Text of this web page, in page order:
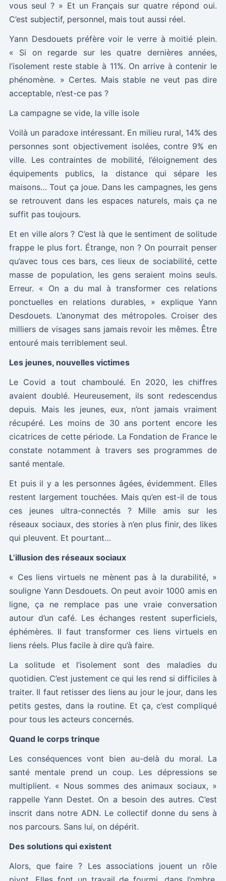
vous seul ? » Et un Français sur quatre répond oui.
C’est subjectif, personnel, mais tout aussi réel.
Yann Desdouets préfère voir le verre à moitié plein.
« Si on regarde sur les quatre dernières années,
l’isolement reste stable à 11%. On arrive à contenir le
phénomène. » Certes. Mais stable ne veut pas dire
acceptable, n’est-ce pas ?
La campagne se vide, la ville isole
Voilà un paradoxe intéressant. En milieu rural, 14% des
personnes sont objectivement isolées, contre 9% en
ville. Les contraintes de mobilité, l’éloignement des
équipements publics, la distance qui sépare les
maisons… Tout ça joue. Dans les campagnes, les gens
se retrouvent dans les espaces naturels, mais ça ne
suffit pas toujours.
Et en ville alors ? C’est là que le sentiment de solitude
frappe le plus fort. Étrange, non ? On pourrait penser
qu’avec tous ces bars, ces lieux de sociabilité, cette
masse de population, les gens seraient moins seuls.
Erreur. « On a du mal à transformer ces relations
ponctuelles en relations durables, » explique Yann
Desdouets. L’anonymat des métropoles. Croiser des
milliers de visages sans jamais revoir les mêmes. Être
entouré mais terriblement seul.
Les jeunes, nouvelles victimes
Le Covid a tout chamboulé. En 2020, les chiffres
avaient doublé. Heureusement, ils sont redescendus
depuis. Mais les jeunes, eux, n’ont jamais vraiment
récupéré. Les moins de 30 ans portent encore les
cicatrices de cette période. La Fondation de France le
constate notamment à travers ses programmes de
santé mentale.
Et puis il y a les personnes âgées, évidemment. Elles
restent largement touchées. Mais qu’en est-il de tous
ces jeunes ultra-connectés ? Mille amis sur les
réseaux sociaux, des stories à n’en plus finir, des likes
qui pleuvent. Et pourtant…
L’illusion des réseaux sociaux
« Ces liens virtuels ne mènent pas à la durabilité, »
souligne Yann Desdouets. On peut avoir 1000 amis en
ligne, ça ne remplace pas une vraie conversation
autour d’un café. Les échanges restent superficiels,
éphémères. Il faut transformer ces liens virtuels en
liens réels. Plus facile à dire qu’à faire.
La solitude et l’isolement sont des maladies du
quotidien. C’est justement ce qui les rend si difficiles à
traiter. Il faut retisser des liens au jour le jour, dans les
petits gestes, dans la routine. Et ça, c’est compliqué
pour tous les acteurs concernés.
Quand le corps trinque
Les conséquences vont bien au-delà du moral. La
santé mentale prend un coup. Les dépressions se
multiplient. « Nous sommes des animaux sociaux, »
rappelle Yann Destet. On a besoin des autres. C’est
inscrit dans notre ADN. Le collectif donne du sens à
nos parcours. Sans lui, on dépérit.
Des solutions qui existent
Alors, que faire ? Les associations jouent un rôle